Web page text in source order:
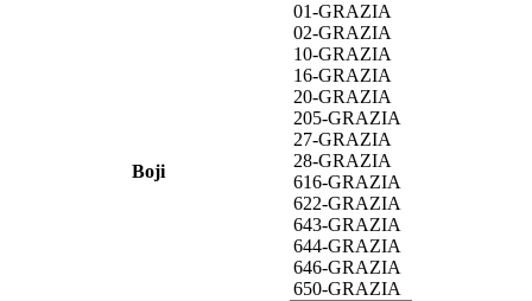
Boji
01-GRAZIA
02-GRAZIA
10-GRAZIA
16-GRAZIA
20-GRAZIA
205-GRAZIA
27-GRAZIA
28-GRAZIA
616-GRAZIA
622-GRAZIA
643-GRAZIA
644-GRAZIA
646-GRAZIA
650-GRAZIA